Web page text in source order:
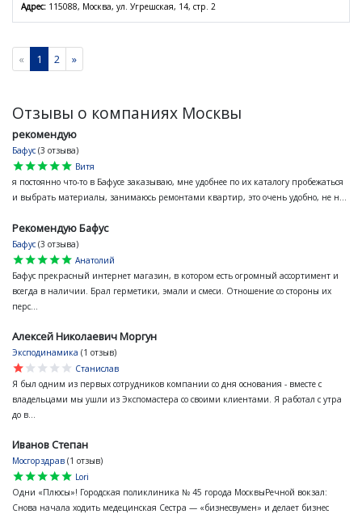
Адрес: 115088, Москва, ул. Угрешская, 14, стр. 2
« 1 2 »
Отзывы о компаниях Москвы
рекомендую
Бафус (3 отзыва)
star
star
star
star
star
Витя
я постоянно что-то в Бафусе заказываю, мне удобнее по их каталогу пробежаться
и выбрать материалы, занимаюсь ремонтами квартир, это очень удобно, не н...
Рекомендую Бафус
Бафус (3 отзыва)
star
star
star
star
star
Анатолий
Бафус прекрасный интернет магазин, в котором есть огромный ассортимент и
всегда в наличии. Брал герметики, эмали и смеси. Отношение со стороны их
перс...
Алексей Николаевич Моргун
Эксподинамика (1 отзыв)
star
star
star
star
star
Станислав
Я был одним из первых сотрудников компании со дня основания - вместе с
владельцами мы ушли из Экспомастера со своими клиентами. Я работал с утра
до в...
Иванов Степан
Мосгорздрав (1 отзыв)
star
star
star
star
star
Lori
Одни «Плюсы»! Городская поликлиника № 45 города МосквыРечной вокзал:
Снова начала ходить медецинская Сестра — «бизнесвумен» и делает бизнес